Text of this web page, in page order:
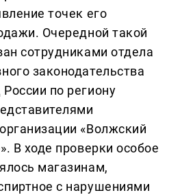
точек его
Очередной такой
сотрудниками отдела
законодательства
по региону
«Волжский
В ходе проверки особое
магазинам,
с нарушениями